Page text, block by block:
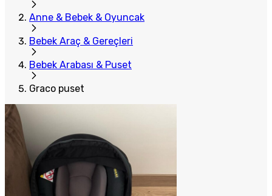
Anne & Bebek & Oyuncak
Bebek Araç & Gereçleri
Bebek Arabası & Puset
Graco puset